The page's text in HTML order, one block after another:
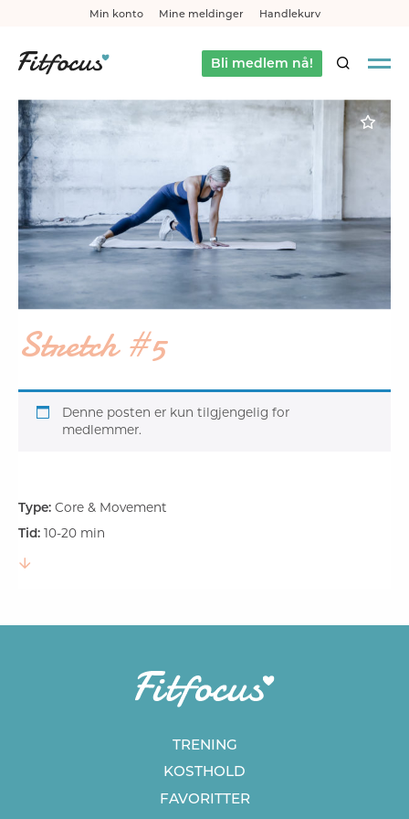
Min konto Mine meldinger Handlekurv
Bli medlem nå!SØK
Stretch #5
Denne posten er kun tilgjengelig for
medlemmer.
Type: Core & Movement
Tid: 10-20 min
TRENING
KOSTHOLD
FAVORITTER